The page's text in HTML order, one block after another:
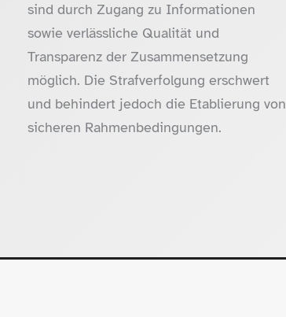
sind durch Zugang zu Informationen
sowie verlässliche Qualität und
Transparenz der Zusammensetzung
möglich. Die Strafverfolgung erschwert
und behindert jedoch die Etablierung von
sicheren Rahmenbedingungen.